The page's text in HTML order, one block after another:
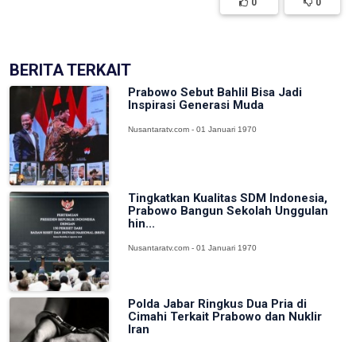
BERITA TERKAIT
Prabowo Sebut Bahlil Bisa Jadi
Inspirasi Generasi Muda
Nusantaratv.com - 01 Januari 1970
Tingkatkan Kualitas SDM Indonesia,
Prabowo Bangun Sekolah Unggulan
hin...
Nusantaratv.com - 01 Januari 1970
Polda Jabar Ringkus Dua Pria di
Cimahi Terkait Prabowo dan Nuklir
Iran